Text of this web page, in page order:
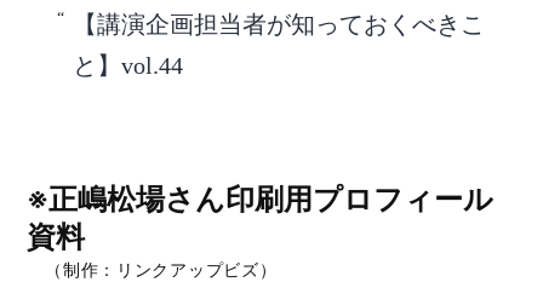
【講演企画担当者が知っておくべきこ
と】vol.44
※正嶋松場さん印刷用プロフィール
資料
（制作：リンクアップビズ）